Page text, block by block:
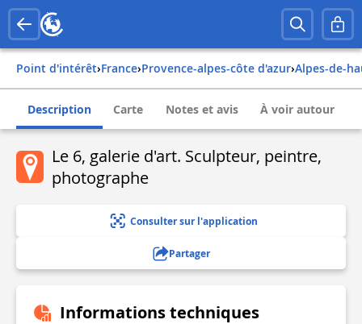
Point d'intérêt› france› provence-alpes-côte d'azur› alpes-de-
Description Carte Notes et avis À voir autour
Le 6, galerie d'art. Sculpteur, peintre,
photographe
Consulter sur l'application
Partager
Informations techniques